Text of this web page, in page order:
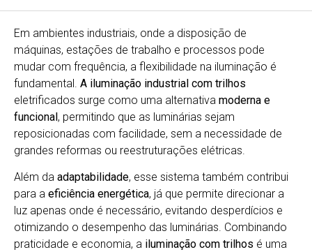
Em ambientes industriais, onde a disposição de
máquinas, estações de trabalho e processos pode
mudar com frequência, a flexibilidade na iluminação é
fundamental. A iluminação industrial com trilhos
eletrificados surge como uma alternativa moderna e
funcional, permitindo que as luminárias sejam
reposicionadas com facilidade, sem a necessidade de
grandes reformas ou reestruturações elétricas.
Além da adaptabilidade, esse sistema também contribui
para a eficiência energética, já que permite direcionar a
luz apenas onde é necessário, evitando desperdícios e
otimizando o desempenho das luminárias. Combinando
praticidade e economia, a iluminação com trilhos é uma